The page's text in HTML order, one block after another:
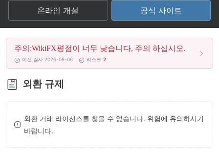
3
4
5
6
7
8
9
6
7
8
9
9
온라인 개설 공식 사이트
주의:WikiFX평점이 너무 낮습니다, 주의 하십시오.
이전 검사 2026-08-06 리스크 2
외환 규제
외환 거래 라이선스를 찾을 수 없습니다. 위험에 유의하시기
바랍니다.